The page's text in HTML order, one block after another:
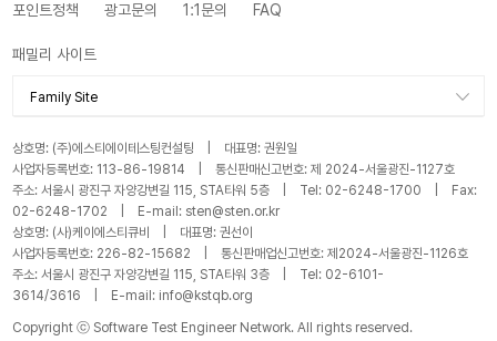
포인트정책
광고문의 1:1문의 FAQ
패밀리 사이트
Family Site
KSTQB
STA 블로그
KSTQB 블로그
STAY
상호명: (주)에스티에이테스팅컨설팅 | 대표명: 권원일
사업자등록번호: 113-86-19814 | 통신판매신고번호: 제 2024-서울광진-1127호
주소: 서울시 광진구 자양강변길 115, STA타워 5층 | Tel: 02-6248-1700 | Fax:
02-6248-1702 | E-mail: sten@sten.or.kr
상호명: (사)케이에스티큐비 | 대표명: 권선이
사업자등록번호: 226-82-15682 | 통신판매업신고번호: 제2024-서울광진-1126호
주소: 서울시 광진구 자양강변길 115, STA타워 3층 | Tel: 02-6101-
3614/3616 | E-mail: info@kstqb.org
Copyright ⓒ Software Test Engineer Network. All rights reserved.